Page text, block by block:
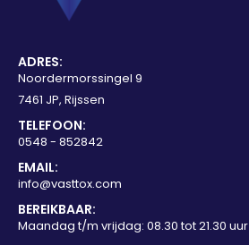
ADRES:
Noordermorssingel 9
7461 JP, Rijssen
TELEFOON:
0548 - 852842
EMAIL:
info@vasttox.com
BEREIKBAAR:
Maandag t/m vrijdag: 08.30 tot 21.30 uur